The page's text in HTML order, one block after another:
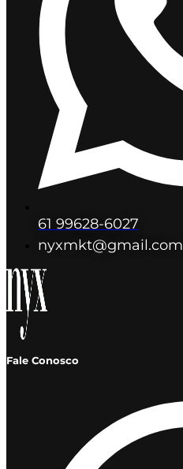
61 99628-6027
nyxmkt@gmail.com
Fale Conosco